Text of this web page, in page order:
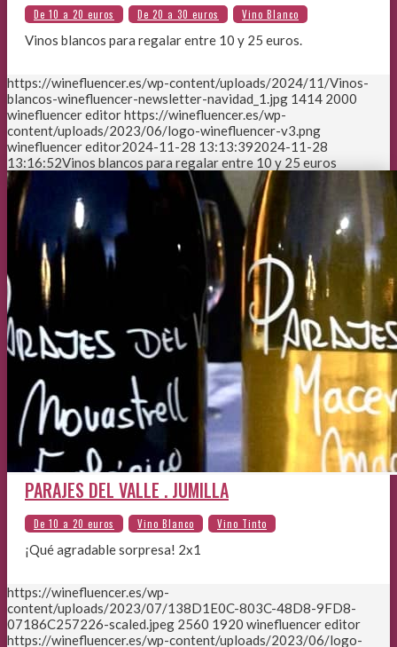
Vinos blancos para regalar entre 10 y 25 euros.
https://winefluencer.es/wp-content/uploads/2024/11/Vinos-
blancos-winefluencer-newsletter-navidad_1.jpg 1414 2000
winefluencer editorhttps://winefluencer.es/wp-
content/uploads/2023/06/logo-winefluencer-v3.png
winefluencer editor2024-11-28 13:13:392024-11-28
13:16:52Vinos blancos para regalar entre 10 y 25 euros
PARAJES DEL VALLE . JUMILLA
¡Qué agradable sorpresa! 2x1
https://winefluencer.es/wp-
content/uploads/2023/07/138D1E0C-803C-48D8-9FD8-
07186C257226-scaled.jpeg 2560 1920 winefluencer editor
https://winefluencer.es/wp-content/uploads/2023/06/logo-